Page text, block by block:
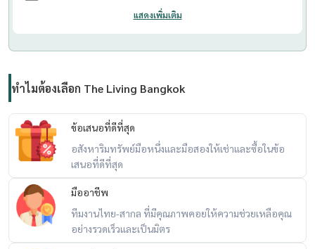
แสดงเพิ่มเติม
ทำไมต้องเลือก The Living Bangkok
ข้อเสนอที่ดีที่สุด
อสังหาริมทรัพย์มือหนึ่งและมือสองให้เช่าและซื้อในข้อ
เสนอที่ดีที่สุด
มืออาชีพ
ทีมงานไทย-สากล ที่มีคุณภาพคอยให้ความช่วยเหลือคุณ
อย่างรวดเร็วและเป็นมิตร